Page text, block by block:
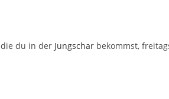
du in der Jungschar bekommst,